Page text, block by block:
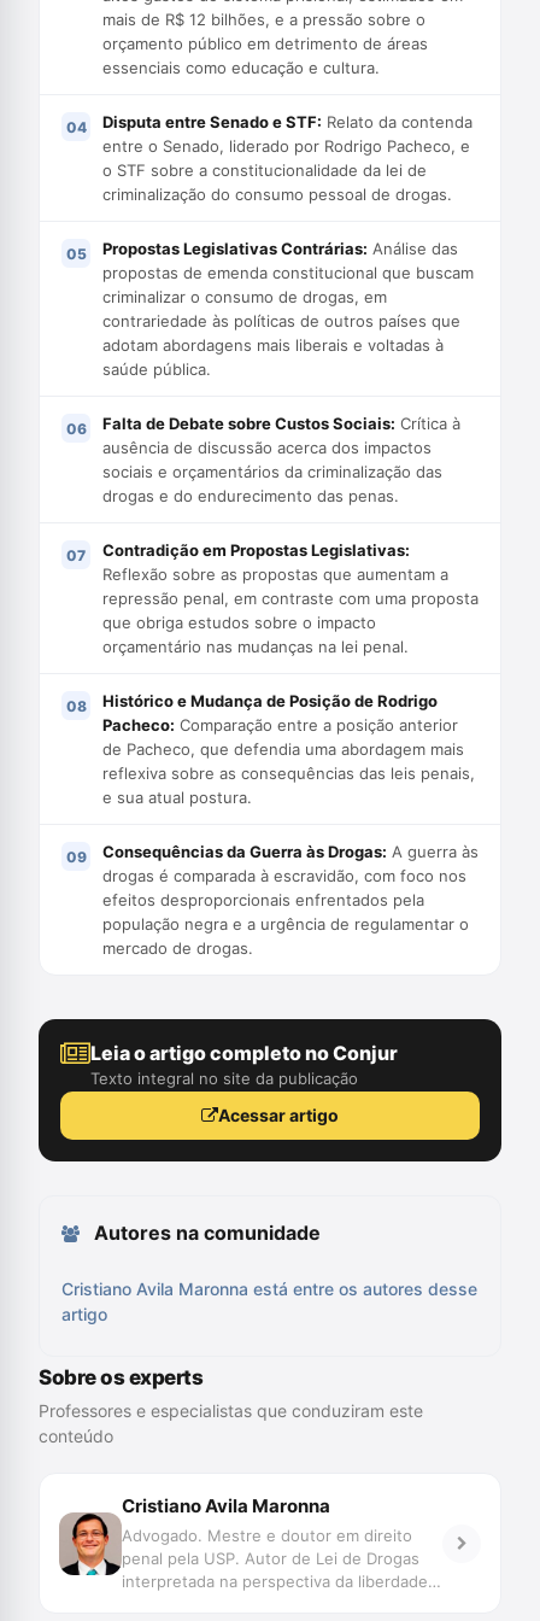
mais de R$ 12 bilhões, e a pressão sobre o
orçamento público em detrimento de áreas
essenciais como educação e cultura.
Disputa entre Senado e STF: Relato da contenda
entre o Senado, liderado por Rodrigo Pacheco, e
o STF sobre a constitucionalidade da lei de
criminalização do consumo pessoal de drogas.
Propostas Legislativas Contrárias: Análise das
propostas de emenda constitucional que buscam
criminalizar o consumo de drogas, em
contrariedade às políticas de outros países que
adotam abordagens mais liberais e voltadas à
saúde pública.
Falta de Debate sobre Custos Sociais: Crítica à
ausência de discussão acerca dos impactos
sociais e orçamentários da criminalização das
drogas e do endurecimento das penas.
Contradição em Propostas Legislativas:
Reflexão sobre as propostas que aumentam a
repressão penal, em contraste com uma proposta
que obriga estudos sobre o impacto
orçamentário nas mudanças na lei penal.
Histórico e Mudança de Posição de Rodrigo
Pacheco: Comparação entre a posição anterior
de Pacheco, que defendia uma abordagem mais
reflexiva sobre as consequências das leis penais,
e sua atual postura.
Consequências da Guerra às Drogas: A guerra às
drogas é comparada à escravidão, com foco nos
efeitos desproporcionais enfrentados pela
população negra e a urgência de regulamentar o
mercado de drogas.
Leia o artigo completo no Conjur
Texto integral no site da publicação
Acessar artigo
Autores na comunidade
Cristiano Avila Maronna está entre os autores desse
artigo
Sobre os experts
Professores e especialistas que conduziram este
conteúdo
Cristiano Avila Maronna
Advogado. Mestre e doutor em direito
penal pela USP. Autor de Lei de Drogas
interpretada na perspectiva da liberdade